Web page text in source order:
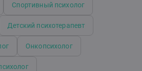
Спортивный психолог
Детский психотерапевт
Онкопсихолог